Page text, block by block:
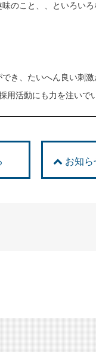
のこと、、といろい
き、たいへん良い刺激
用活動にも力を注いで
お知ら